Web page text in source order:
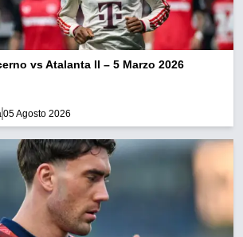
vs Atalanta II – 5 Marzo 2026
05 Agosto 2026